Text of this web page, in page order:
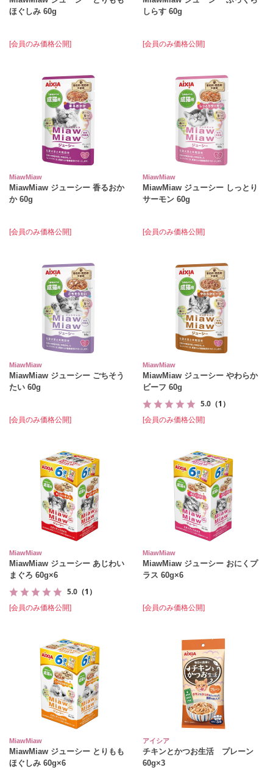
ほぐしみ 60g
[会員のみ価格公開]
しらす 60g
[会員のみ価格公開]
MiawMiaw
MiawMiaw ジューシー 香るおか
か 60g
[会員のみ価格公開]
MiawMiaw
MiawMiaw ジューシー しっとり
サーモン 60g
[会員のみ価格公開]
MiawMiaw
MiawMiaw ジューシー ごちそう
たい 60g
[会員のみ価格公開]
MiawMiaw
MiawMiaw ジューシー やわらか
ビーフ 60g
5.0 （1）
[会員のみ価格公開]
MiawMiaw
MiawMiaw ジューシー あじわい
まぐろ 60g×6
5.0 （1）
[会員のみ価格公開]
MiawMiaw
MiawMiaw ジューシー おにくプ
ラス 60g×6
[会員のみ価格公開]
MiawMiaw
MiawMiaw ジューシー とりもも
ほぐしみ 60g×6
アイシア
チキンとかつお生活 プレーン
60g×3